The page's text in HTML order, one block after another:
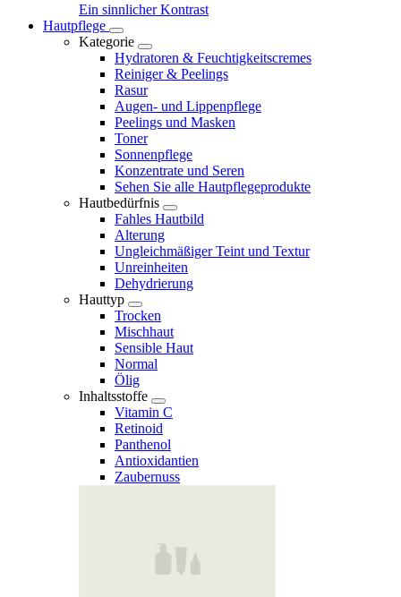
Ein sinnlicher Kontrast
Hautpflege
Kategorie
Hydratoren & Feuchtigkeitscremes
Reiniger & Peelings
Rasur
Augen- und Lippenpflege
Peelings und Masken
Toner
Sonnenpflege
Konzentrate und Seren
Sehen Sie alle Hautpflegeprodukte
Hautbedürfnis
Fahles Hautbild
Alterung
Ungleichmäßiger Teint und Textur
Unreinheiten
Dehydrierung
Hauttyp
Trocken
Mischhaut
Sensible Haut
Normal
Ölig
Inhaltsstoffe
Vitamin C
Retinoid
Panthenol
Antioxidantien
Zaubernuss